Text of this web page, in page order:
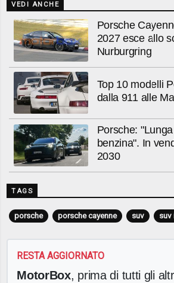
VEDI ANCHE
Porsche
2027 esce allo
Nurburgring
Top 10 modelli
dalla 911 alle
Porsche:
benzina". In
2030
TAGS
porsche porsche cayenne suv suv
RESTA AGGIORNATO
MotorBox, prima di tutti gli